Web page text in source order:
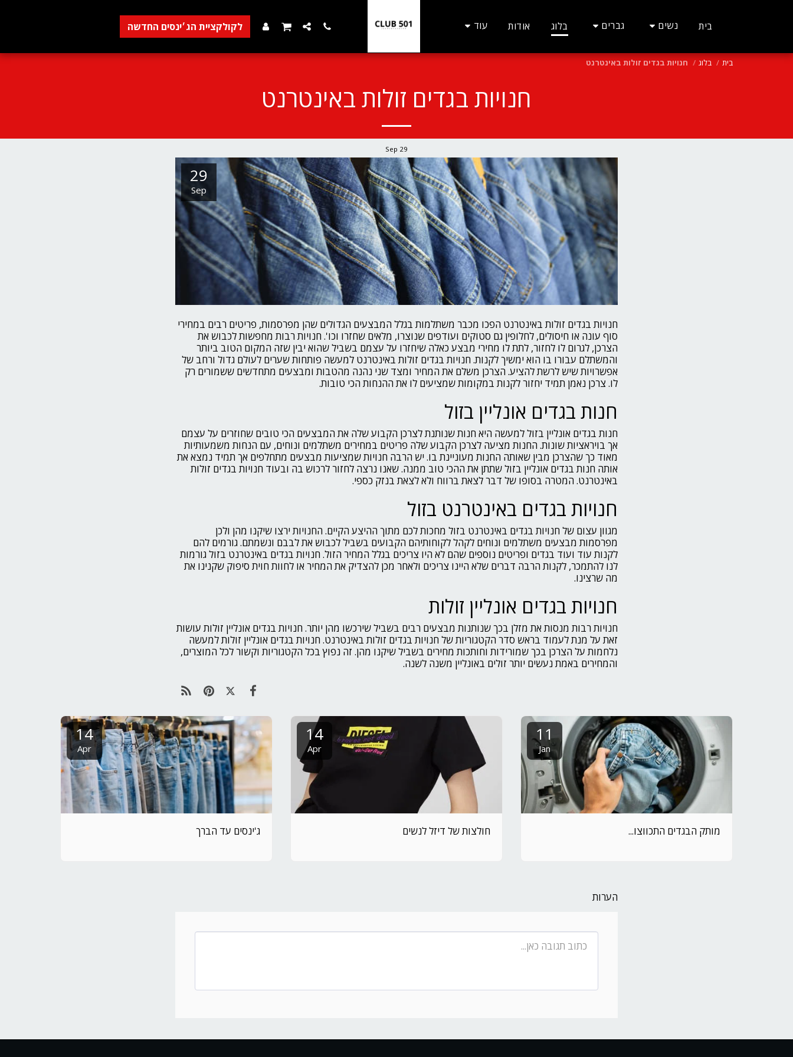
בית נשים גברים בלוג אודות עוד לקולקציית הג׳ינסים החדשה
בית בלוג חנויות בגדים זולות באינטרנט
חנויות בגדים זולות באינטרנט
29
Sep
29
Sep
חנויות בגדים זולות באינטרנט הפכו מכבר משתלמות בגלל המבצעים הגדולים שהן מפרסמות, פריטים רבים במחירי
סוף עונה או חיסולים, לחלופין גם סטוקים ועודפים שנוצרו, מלאים שחזרו וכו'. חנויות רבות מחפשות לכבוש את
הצרכן, לגרום לו לחזור, לתת לו מחירי מבצע כאלה שיחזרו על עצמם בשביל שהוא יבין שזה המקום הטוב ביותר
והמשתלם עבורו בו הוא ימשיך לקנות. חנויות בגדים זולות באינטרנט למעשה פותחות שערים לעולם גדול ורחב של
אפשרויות שיש לרשת להציע. הצרכן משלם את המחיר ומצד שני נהנה מהטבות ומבצעים מתחדשים ששמורים רק
לו. צרכן נאמן תמיד יחזור לקנות במקומות שמציעים לו את ההנחות הכי טובות.
חנות בגדים אונליין בזול
חנות בגדים אונליין בזול למעשה היא חנות שנותנת לצרכן הקבוע שלה את המבצעים הכי טובים שחוזרים על עצמם
אך בויראציות שונות. החנות מציעה לצרכן הקבוע שלה פריטים במחירים משתלמים ונוחים, עם הנחות משמעותיות
מאוד כך שהצרכן מבין שאותה החנות מעוניינת בו. יש הרבה חנויות שמציעות מבצעים מתחלפים אך תמיד נמצא את
אותה חנות בגדים אונליין בזול שתתן את ההכי טוב ממנה. שאנו נרצה לחזור לרכוש בה ובעוד חנויות בגדים זולות
באינטרנט. המטרה בסופו של דבר לצאת ברווח ולא לצאת בנזק כספי.
חנויות בגדים באינטרנט בזול
מגוון עצום של חנויות בגדים באינטרנט בזול מחכות לכם מתוך ההיצע הקיים. החנויות ירצו שיקנו מהן ולכן
מפרסמות מבצעים משתלמים ונוחים לקהל לקוחותיהם הקבועים בשביל לכבוש את לבבם ונשמתם. גורמים להם
לקנות עוד ועוד בגדים ופריטים נוספים שהם לא היו צריכים בגלל המחיר הזול. חנויות בגדים באינטרנט בזול גורמות
לנו להתמכר, לקנות הרבה דברים שלא היינו צריכים ולאחר מכן להצדיק את המחיר או לחוות חוית סיפוק שקנינו את
מה שרצינו.
חנויות בגדים אונליין זולות
חנויות רבות מנסות את מזלן בכך שנותנות מבצעים רבים בשביל שירכשו מהן יותר. חנויות בגדים אונליין זולות עושות
זאת על מנת לעמוד בראש סדר הקטגוריות של חנויות בגדים זולות באינטרנט. חנויות בגדים אונליין זולות למעשה
נלחמות על הצרכן בכך שמורידות וחותכות מחירים בשביל שיקנו מהן. זה נפוץ בכל הקטגוריות וקשור לכל המוצרים,
והמחירים באמת נעשים יותר זולים באונליין משנה לשנה.
11
Jan
מותק הבגדים התכווצו...
14
Apr
חולצות של דיזל לנשים
14
Apr
ג'ינסים עד הברך
הערות